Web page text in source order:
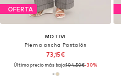
OFERTA
MOTIVI
Pierna ancha Pantalón
73,15€
Último precio más bajo:104,50€-30%